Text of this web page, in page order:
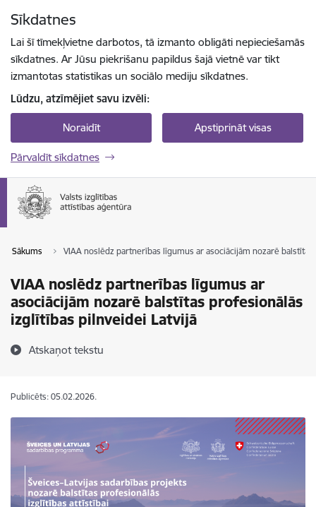
Sīkdatnes
Lai šī tīmekļvietne darbotos, tā izmanto obligāti nepieciešamās
sīkdatnes. Ar Jūsu piekrišanu papildus šajā vietnē var tikt
izmantotas statistikas un sociālo mediju sīkdatnes.
Lūdzu, atzīmējiet savu izvēli:
Noraidīt Apstiprināt visas
Pārvaldīt sīkdatnes
Sākums VIAA noslēdz partnerības līgumus ar asociācijām nozarē
VIAA noslēdz partnerības līgumus ar
asociācijām nozarē balstītas profesionālās
izglītības pilnveidei Latvijā
Atskaņot tekstu
Publicēts: 05.02.2026.